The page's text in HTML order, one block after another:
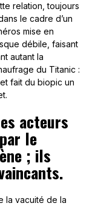
relation, toujours
le cadre d’un
mise en
débile, faisant
autant la
du Titanic :
fait du biopic un
acteurs
le
; ils
la vacuité de la